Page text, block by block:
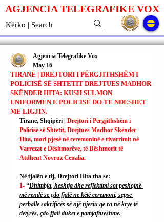
AGJENCIA TELEGRAFIKE VOX
TIRANË | DREJTORI I PËRGJITHSHËM I
POLICISË SË SHTETIT DREJTUES MADHOR
SKËNDER HITA: KUSH SULMON
UNIFORMËN E POLICISË DO TË NDESHET
ME LIGJIN.
Agjencia Telegrafike Vox
May 16
Tiranë, Shqipëri | Drejtori i Përgjithshëm i
Policisë së Shtetit, Drejtues Madhor Skënder
Hita, mori pjesë në ceremoninë e rivarrimit në
Varrezat e Dëshmorëve, të Dëshmorit të
Atdheut Novruz Cenalia.
Në fjalën e tij, Drejtori Hita tha se:
1- “Dhimbja, heshtja dhe reflektimi sot peshojnë
më rëndë se çdo fjalë në këtë ceremoni, sepse
përballë sakrificës së një njeriu që ra në krye të
detyrës, çdo fjali duket e pamjaftueshme.